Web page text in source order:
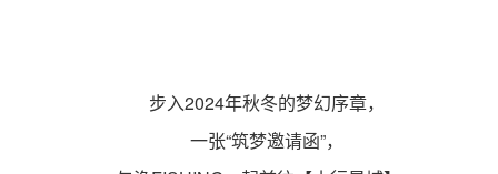
步入2024年秋冬的梦幻序章，
一张“筑梦邀请函”，